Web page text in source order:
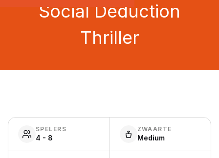
Social Deduction
Thriller
SPELERS
4 - 8
ZWAARTE
Medium